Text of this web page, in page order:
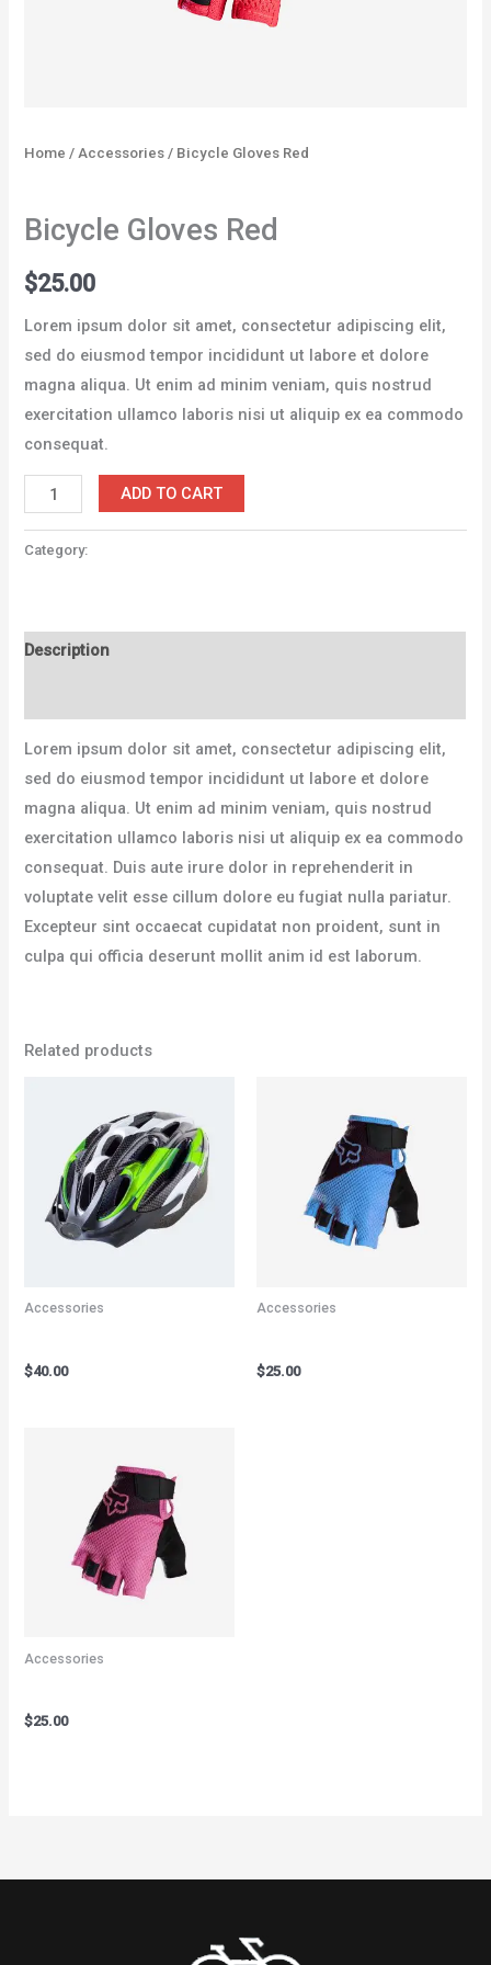
Home / Accessories / Bicycle Gloves Red
Bicycle Gloves Red
$25.00
Lorem ipsum dolor sit amet, consectetur adipiscing elit,
sed do eiusmod tempor incididunt ut labore et dolore
magna aliqua. Ut enim ad minim veniam, quis nostrud
exercitation ullamco laboris nisi ut aliquip ex ea commodo
consequat.
Bicycle
Gloves
Red
ADD TO CART
Category:
Description
Lorem ipsum dolor sit amet, consectetur adipiscing elit,
sed do eiusmod tempor incididunt ut labore et dolore
magna aliqua. Ut enim ad minim veniam, quis nostrud
exercitation ullamco laboris nisi ut aliquip ex ea commodo
consequat. Duis aute irure dolor in reprehenderit in
voluptate velit esse cillum dolore eu fugiat nulla pariatur.
Excepteur sint occaecat cupidatat non proident, sunt in
culpa qui officia deserunt mollit anim id est laborum.
Related products
Accessories
$40.00
Accessories
$25.00
Accessories
$25.00